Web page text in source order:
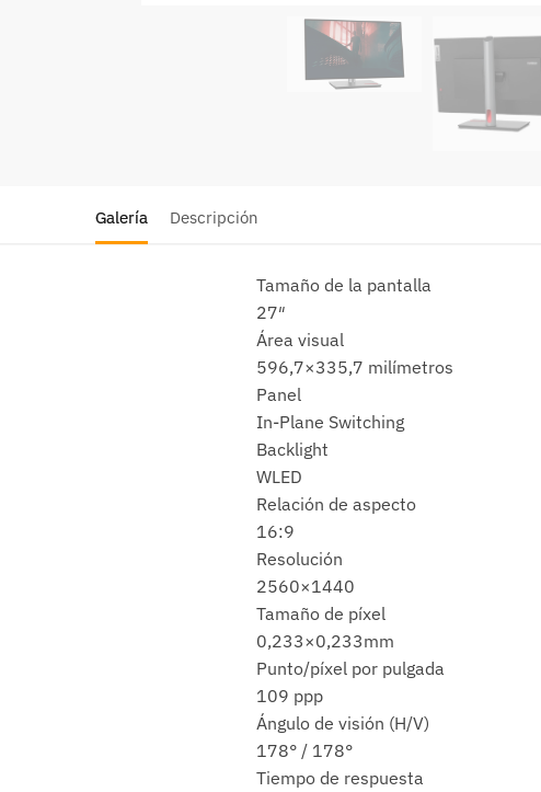
Galería Descripción
Tamaño de la pantalla
27″
Área visual
596,7×335,7 milímetros
Panel
In-Plane Switching
Backlight
WLED
Relación de aspecto
16:9
Resolución
2560×1440
Tamaño de píxel
0,233×0,233mm
Punto/píxel por pulgada
109 ppp
Ángulo de visión (H/V)
178° / 178°
Tiempo de respuesta